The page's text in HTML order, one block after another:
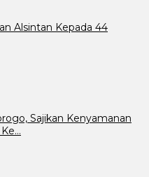
Alsintan Kepada 44
Sajikan Kenyamanan